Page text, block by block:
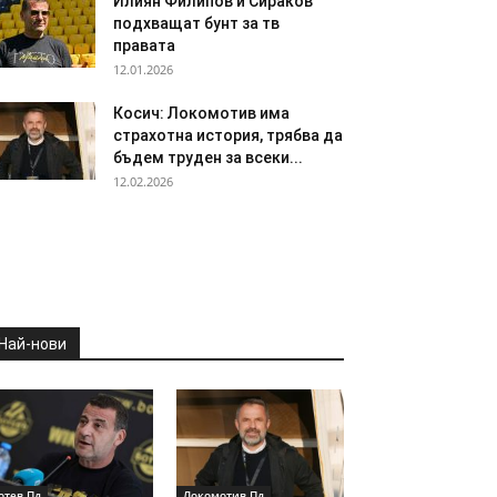
подхващат бунт за тв
правата
12.01.2026
Косич: Локомотив има
страхотна история, трябва да
бъдем труден за всеки...
12.02.2026
нови